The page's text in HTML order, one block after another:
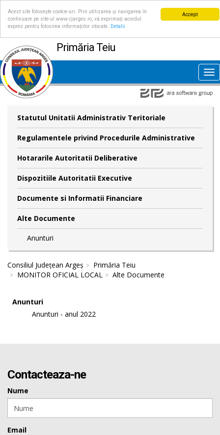
Accept
Acest site folosește cookie-uri. Prin utilizarea și navigarea în
continuare pe site-ul www.cjarges.ro, vă exprimați acordul
expres pentru folosirea informațiilor stocate.
Detalii
Primăria Teiu
Statutul Unitatii Administrativ Teritoriale
Regulamentele privind Procedurile Administrative
Hotararile Autoritatii Deliberative
Dispozitiile Autoritatii Executive
Documente si Informatii Financiare
Alte Documente
Anunturi
Consiliul Județean Argeș
Primăria Teiu
MONITOR OFICIAL LOCAL
Alte Documente
Anunturi
Anunturi - anul 2022
Contacteaza-ne
Nume
Email